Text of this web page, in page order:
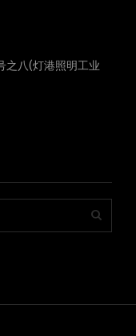
之八(灯港照明工业